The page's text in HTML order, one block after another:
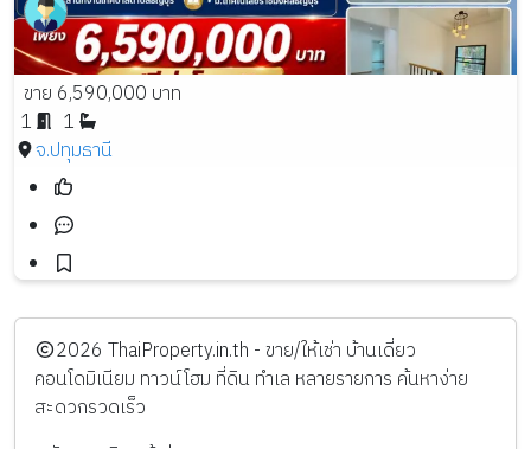
ขาย 6,590,000 บาท
1
1
จ.ปทุมธานี
️2026 ThaiProperty.in.th - ขาย/ให้เช่า บ้านเดี่ยว
คอนโดมิเนียม ทาวน์โฮม ที่ดิน ทำเล หลายรายการ ค้นหาง่าย
สะดวกรวดเร็ว